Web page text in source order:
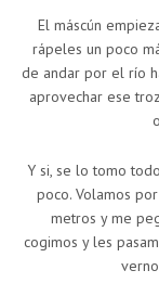
El máscún
rápeles un poco
de andar por el río
aprovechar ese
Y si, se lo tomo
poco. Volamos
metros y me
cogimos y les